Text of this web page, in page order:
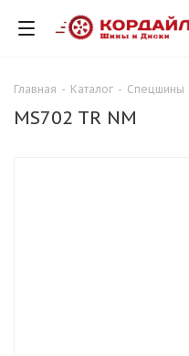
Главная - Каталог - Спецшины
MS702 TR NM